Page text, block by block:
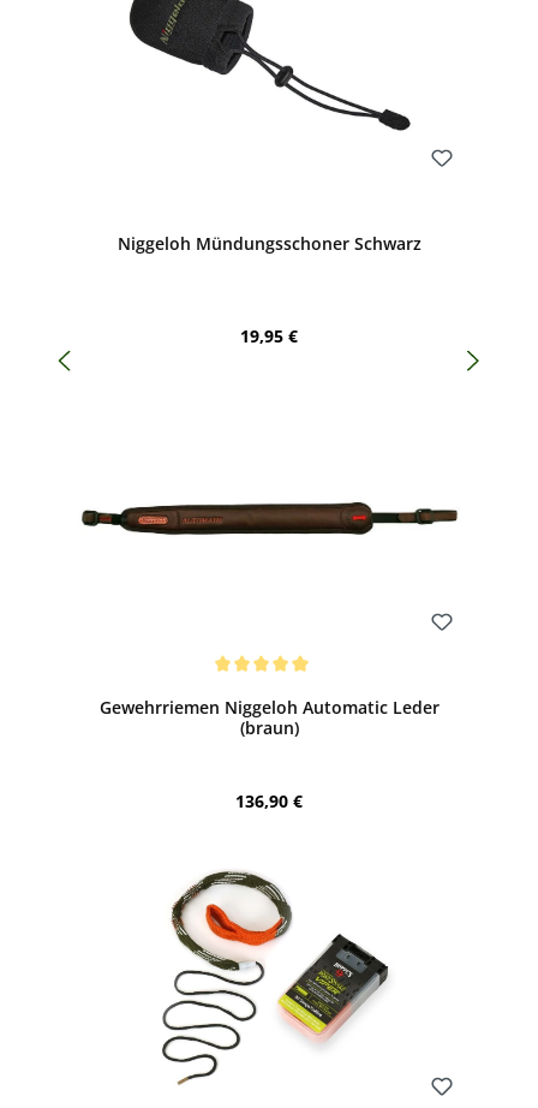
Niggeloh Mündungsschoner Schwarz
Regulärer Preis:
19,95 €
Gewehrriemen Niggeloh Automatic Leder
(braun)
Regulärer Preis:
136,90 €